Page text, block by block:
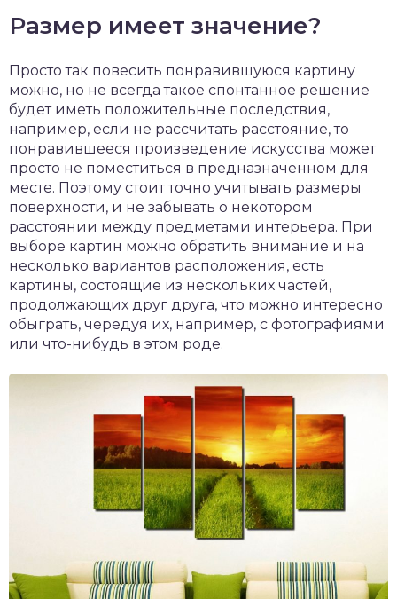
Размер имеет значение?
Просто так повесить понравившуюся картину
можно, но не всегда такое спонтанное решение
будет иметь положительные последствия,
например, если не рассчитать расстояние, то
понравившееся произведение искусства может
просто не поместиться в предназначенном для
месте. Поэтому стоит точно учитывать размеры
поверхности, и не забывать о некотором
расстоянии между предметами интерьера. При
выборе картин можно обратить внимание и на
несколько вариантов расположения, есть
картины, состоящие из нескольких частей,
продолжающих друг друга, что можно интересно
обыграть, чередуя их, например, с фотографиями
или что-нибудь в этом роде.